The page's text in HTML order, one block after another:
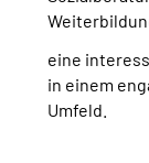
eine
in einem
Umfeld.